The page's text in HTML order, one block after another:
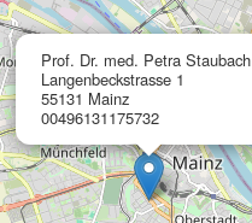
Prof. Dr. med. Petra Staubach
Langenbeckstrasse 1
55131 Mainz
00496131175732